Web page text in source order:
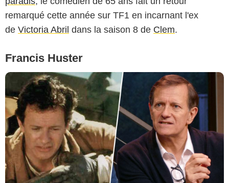
remarqué cette année sur TF1 en incarnant l'ex
de Victoria Abril dans la saison 8 de Clem.
Francis Huster